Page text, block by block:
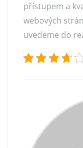
přístupem a
webových
uvedeme do